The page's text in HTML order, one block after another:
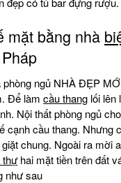
mặt bằng nhà
phòng ngủ NHÀ ĐẸP
Để làm cầu thang lối lên
Nội thất phòng ngủ
cạnh cầu thang. Nhưng
chung. Ngoài ra mời
thự hai mặt tiền trên đất
như sau